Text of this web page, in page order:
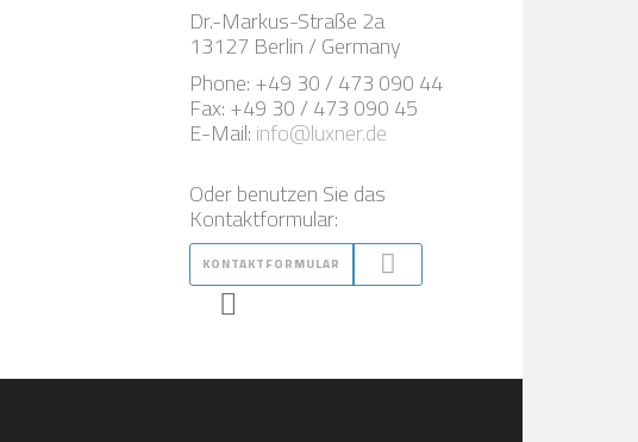
Dr.-Markus-Straße 2a
13127 Berlin / Germany
Phone: +49 30 / 473 090 44
Fax: +49 30 / 473 090 45
E-Mail:info@luxner.de
Oder benutzen Sie das
Kontaktformular:
KONTAKTFORMULAR